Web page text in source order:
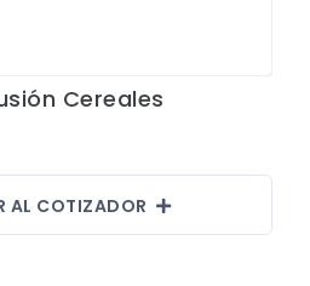
DetallesCereales
AL COTIZADOR